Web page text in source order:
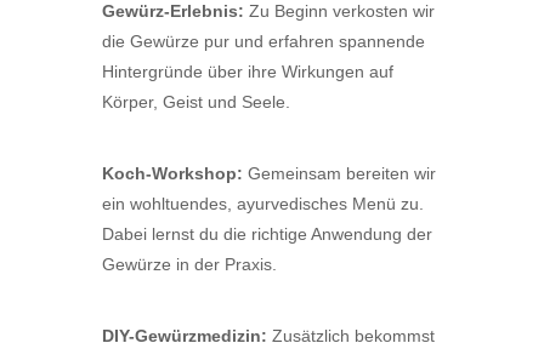
Gewürz-Erlebnis: Zu Beginn verkosten wir
die Gewürze pur und erfahren spannende
Hintergründe über ihre Wirkungen auf
Körper, Geist und Seele.
Koch-Workshop: Gemeinsam bereiten wir
ein wohltuendes, ayurvedisches Menü zu.
Dabei lernst du die richtige Anwendung der
Gewürze in der Praxis.
DIY-Gewürzmedizin: Zusätzlich bekommst